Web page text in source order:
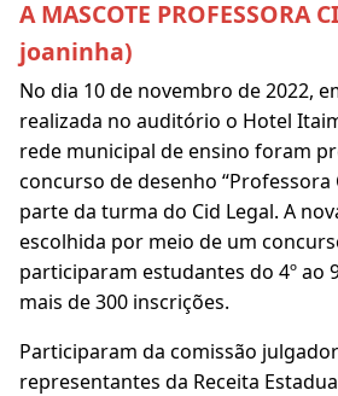
A MASCOTE PROFESSORA
joaninha)
No dia 10 de novembro de 2022,
realizada no auditório o Hotel
rede municipal de ensino foram
concurso de desenho “Professora
parte da turma do Cid Legal. A
escolhida por meio de um
participaram estudantes do 4º ao
mais de 300 inscrições.
Participaram da comissão
representantes da Receita